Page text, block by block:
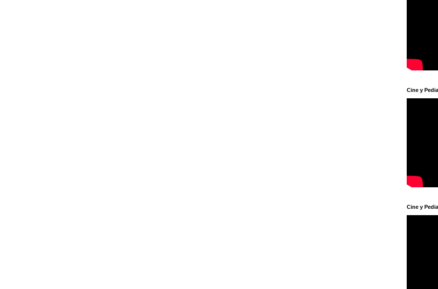
Cine y
Cine y